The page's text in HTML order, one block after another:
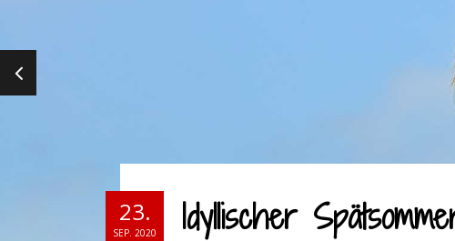
23.
SEP. 2020 Idyllischer